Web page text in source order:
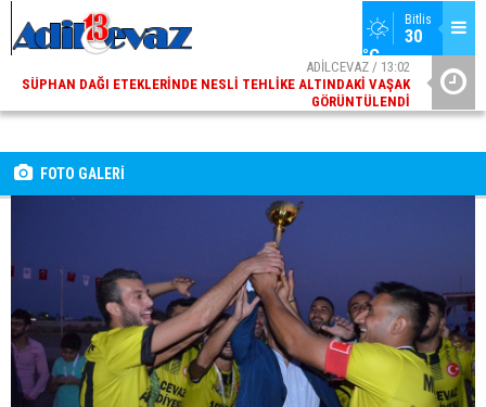
Bitlis
30
°C
ADİLCEVAZ / 13:02
SÜPHAN DAĞI ETEKLERINDE NESLI TEHLIKE ALTINDAKI VAŞAK
GÖRÜNTÜLENDI
ADİLCEVAZ / 09:10
İÇIŞLERI BAKANI OLDU
FOTO GALERİ